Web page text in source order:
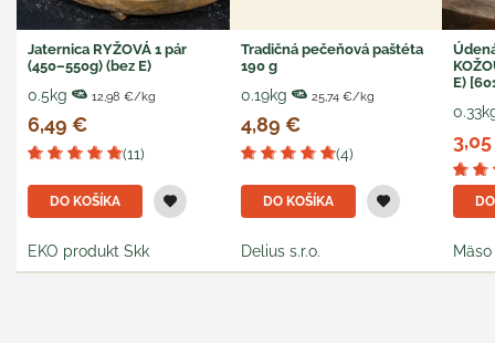
Jaternica RYŽOVÁ 1 pár
(450–550g) (bez E)
0.5kg 12,98 €/kg
6,49 €
(11)
DO KOŠÍKA
EKO produkt Skk
Tradičná pečeňová paštéta
190 g
0.19kg 25,74 €/kg
4,89 €
(4)
DO KOŠÍKA
Delius s.r.o.
E)